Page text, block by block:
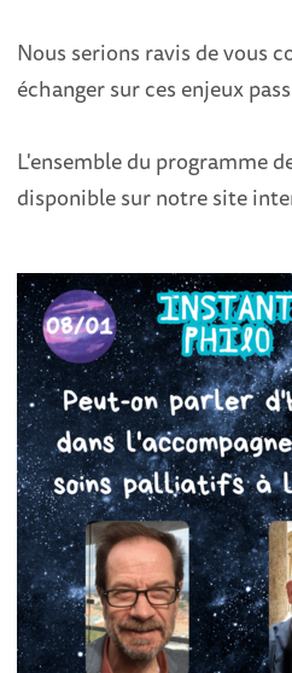
Nous serions ravis de vous
échanger sur ces enjeux
L'ensemble du programme
disponible sur notre site